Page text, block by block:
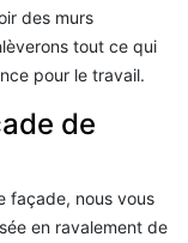
des murs
tout ce qui
pour le travail.
de
façade, nous vous
en ravalement de